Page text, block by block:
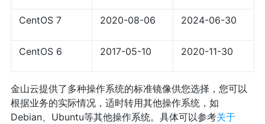
CentOS 7 2020-08-06 2024-06-30
CentOS 6 2017-05-10 2020-11-30
金山云提供了多种操作系统的标准镜像供您选择，您可以
根据业务的实际情况，适时转用其他操作系统，如
Debian、Ubuntu等其他操作系统。具体可以参考关于